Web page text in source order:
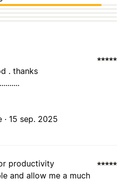
. thanks
· 15 sep. 2025
productivity
and allow me a much